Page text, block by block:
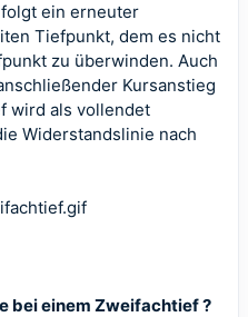
ein erneuter
Tiefpunkt, dem es nicht
zu überwinden. Auch
Kursanstieg
wird als vollendet
Widerstandslinie nach
bei einem Zweifachtief ?